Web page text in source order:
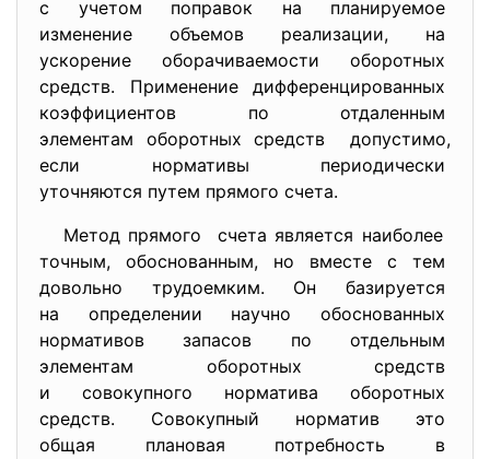
с учетом поправок на планируемое
изменение объемов реализации, на
ускорение оборачиваемости оборотных
средств. Применение дифференцированных
коэффициентов по отдаленным
элементам оборотных средств допустимо,
если нормативы периодически
уточняются путем прямого счета.
Метод прямого счета является наиболее
точным, обоснованным, но вместе с тем
довольно трудоемким. Он базируется
на определении научно обоснованных
нормативов запасов по отдельным
элементам оборотных средств
и совокупного норматива оборотных
средств. Совокупный норматив это
общая плановая потребность в